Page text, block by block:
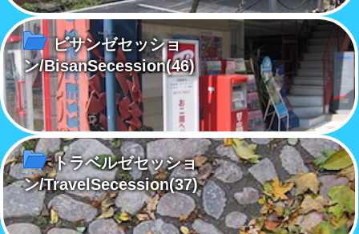
ビサンゼセッショ
ン/BisanSecession(46)
トラベルゼセッショ
ン/TravelSecession(37)